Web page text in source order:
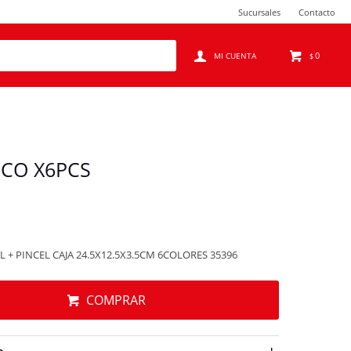
$0
Sucursales Contacto
X6PCS
+ PINCEL CAJA 24.5X12.5X3.5CM 6COLORES 35396
COMPRAR